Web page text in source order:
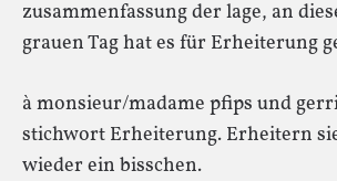
zusammenfassung der lage, an
grauen Tag hat es für Erheiterung
à monsieur/madame pfips und
stichwort Erheiterung. Erheitern
wieder ein bisschen.